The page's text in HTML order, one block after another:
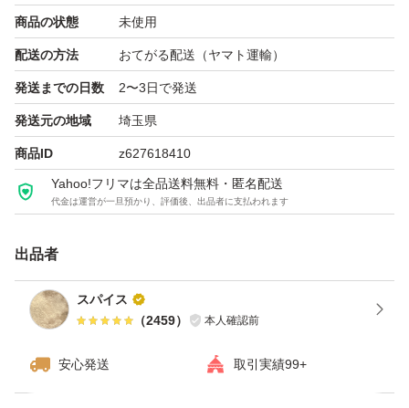
時間指定ができますので、ご希望があればお知らせくださ
いませ。
下記の注意事項をご確認のうえ、購入をお願い致します。
・状態等の細かい点を気にされる方はご遠慮下さい。
・ご購入後のキャンセル及びお品物到着後のクレーム・
製造番号は控えてあります。
万が一、初期不良の場合は購入者様のほうでメーカーに連
商品の状態 未使用
配送の方法 おてがる配送（ヤマト運輸）
発送までの日数 2〜3日で発送
発送元の地域 埼玉県
商品ID z627618410
Yahoo!フリマは全品送料無料・匿名配送
代金は運営が一旦預かり、評価後、出品者に支払われます
出品者
スパイス
（2459） 本人確認前
安心発送 取引実績99+